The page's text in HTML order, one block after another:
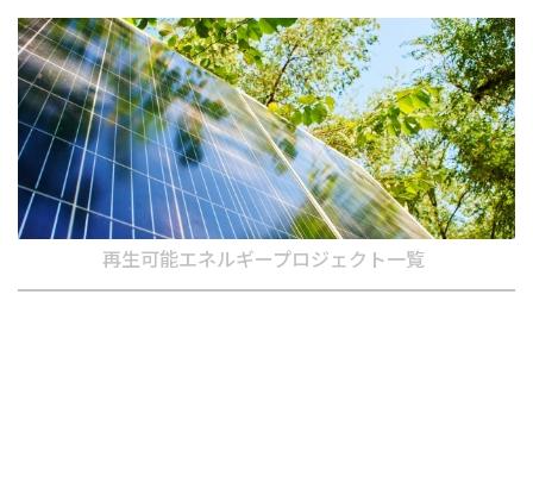
再生可能エネルギープロジェクト一覧